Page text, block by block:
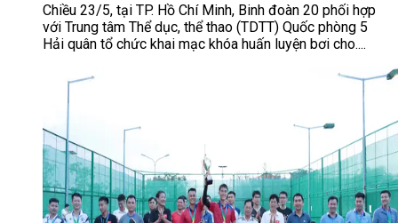
Chiều 23/5, tại TP. Hồ Chí Minh, Binh đoàn 20 phối hợp
với Trung tâm Thể dục, thể thao (TDTT) Quốc phòng 5
Hải quân tổ chức khai mạc khóa huấn luyện bơi cho....